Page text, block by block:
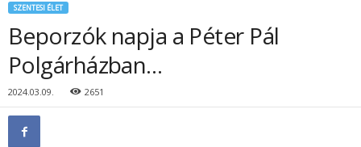
SZENTESI ÉLET
Beporzók napja a Péter Pál
Polgárházban…
2024.03.09. 2651